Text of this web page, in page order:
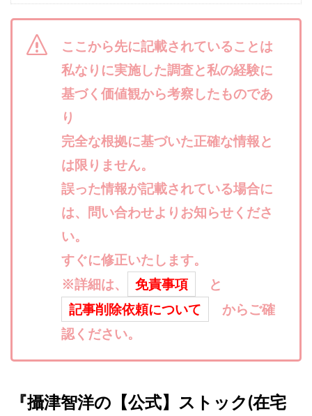
ここから先に記載されていることは
私なりに実施した調査と私の経験に
基づく価値観から考察したものであ
り
完全な根拠に基づいた正確な情報と
は限りません。
誤った情報が記載されている場合に
は、問い合わせよりお知らせくださ
い。
すぐに修正いたします。
※詳細は、
免責事項
と
記事削除依頼について
からご確
認ください。
『攝津智洋の【公式】ストック(在宅
吉江 佑弥
和佐大輔 唐莉萍
國富竜也
安達健太郎
我有洋哉 川崎 渉
山形直樹
山本拓弥(チョゴリ)
山本耕而
岡崎 健二
岡村貴弘
岡田芳弘 島田隆則
嵯峨翔太郎
川原 充将
川端理恵
工藤 総一郎 工藤総一郎
市川 翔平
必勝プロジェクト無双
山崎隆
山岸祐介 宮光勇次
小川ゆうり
宮地乙十葉
宮本将 宮林 慶次
宮田裕司
富岡 伸成
寺澤英明
将軍 小川 和人
山口英樹
小林よしのり 小林尚美
小林雄樹
小森みずき
小泉一浩
少額資金で激安不動産投資
尾崎圭司
山之内リアルエステート株式会社
株式会社STAGE
株式会社STS
合同会社アース
空いた時間で高齢者でも稼げる